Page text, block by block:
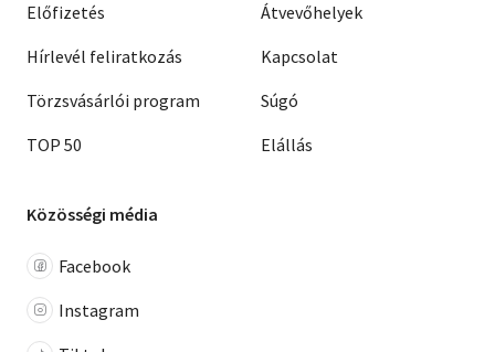
Előfizetés
Hírlevél feliratkozás
Törzsvásárlói program
TOP 50
Átvevőhelyek
Kapcsolat
Súgó
Elállás
Közösségi média
Facebook
Instagram